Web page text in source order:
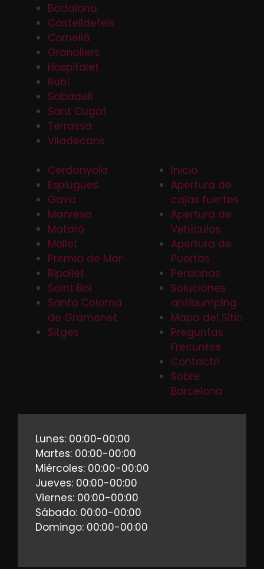
Badalona
Castelldefels
Cornellá
Granollers
Hospitalet
Rubí
Sabadell
Sant Cugat
Terrassa
Viladecans
Cerdanyola
Esplugues
Gava
Manresa
Mataró
Mollet
Premia de Mar
Ripollet
Saint Boi
Santa Coloma
de Gramenet
Sitges
Inicio
Apertura de
cajas fuertes
Apertura de
Vehículos
Apertura de
Puertas
Persianas
Soluciones
antibumping
Mapa del Sitio
Preguntas
Frecuntes
Contacto
Sobre
Barcelona
Lunes: 00:00-00:00
Martes: 00:00-00:00
Miércoles: 00:00-00:00
Jueves: 00:00-00:00
Viernes: 00:00-00:00
Sábado: 00:00-00:00
Domingo: 00:00-00:00